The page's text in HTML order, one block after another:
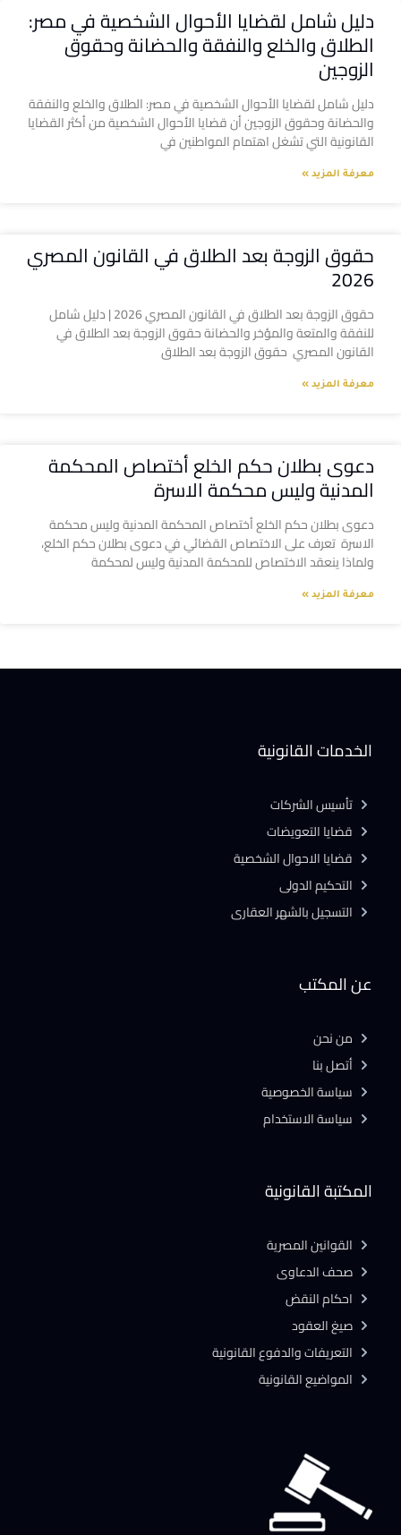
دليل شامل لقضايا الأحوال الشخصية في مصر:
الطلاق والخلع والنفقة والحضانة وحقوق
الزوجين
دليل شامل لقضايا الأحوال الشخصية في مصر: الطلاق والخلع والنفقة
والحضانة وحقوق الزوجين أن قضايا الأحوال الشخصية من أكثر القضايا
القانونية التي تشغل اهتمام المواطنين في
معرفة المزيد »
حقوق الزوجة بعد الطلاق في القانون المصري
2026
حقوق الزوجة بعد الطلاق في القانون المصري 2026 | دليل شامل
للنفقة والمتعة والمؤخر والحضانة حقوق الزوجة بعد الطلاق في
القانون المصري حقوق الزوجة بعد الطلاق
معرفة المزيد »
دعوى بطلان حكم الخلع أختصاص المحكمة
المدنية وليس محكمة الاسرة
دعوى بطلان حكم الخلع أختصاص المحكمة المدنية وليس محكمة
الاسرة تعرف على الاختصاص القضائي في دعوى بطلان حكم الخلع،
ولماذا ينعقد الاختصاص للمحكمة المدنية وليس لمحكمة
معرفة المزيد »
المكتبة القانونية
القوانين المصرية
صحف الدعاوى
احكام النقض
صيغ العقود
التعريفات والدفوع القانونية
المواضيع القانونية
عن المكتب
من نحن
أتصل بنا
سياسة الخصوصية
سياسة الاستخدام
الخدمات القانونية
تأسيس الشركات
قضايا التعويضات
قضايا الاحوال الشخصية
التحكيم الدولى
التسجيل بالشهر العقارى